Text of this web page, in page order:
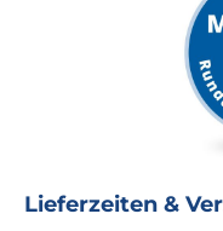
Lieferzeiten &